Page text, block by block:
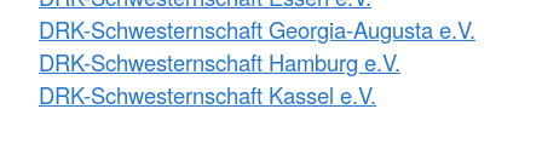
DRK-Schwesternschaft Georgia-Augusta e.V.
DRK-Schwesternschaft Hamburg e.V.
DRK-Schwesternschaft Kassel e.V.